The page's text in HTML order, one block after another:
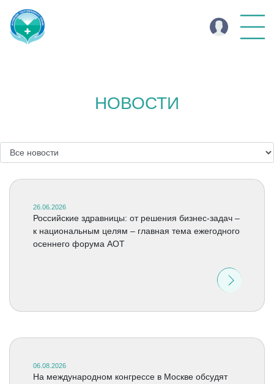
НОВОСТИ
26.06.2026
Российские здравницы: от решения бизнес-задач –
к национальным целям – главная тема ежегодного
осеннего форума АОТ
06.08.2026
На международном конгрессе в Москве обсудят